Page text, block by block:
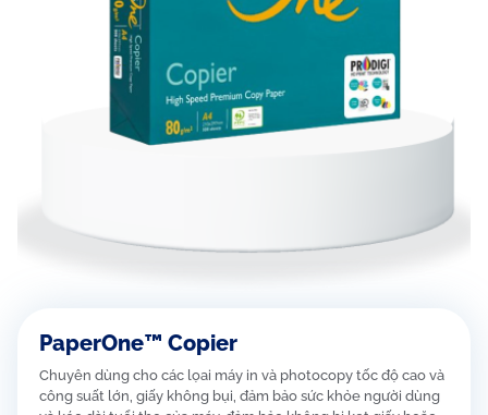
PaperOne™ Copier
Chuyên dùng cho các lọai máy in và photocopy tốc độ cao và
công suất lớn, giấy không bụi, đảm bảo sức khỏe người dùng